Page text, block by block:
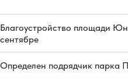
Благоустройство площади
сентябре
Определен подрядчик парка